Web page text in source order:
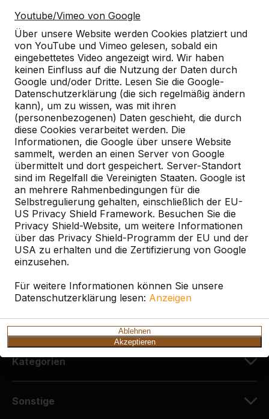
Youtube/Vimeo von Google
Über unsere Website werden Cookies platziert und
von YouTube und Vimeo gelesen, sobald ein
eingebettetes Video angezeigt wird. Wir haben
keinen Einfluss auf die Nutzung der Daten durch
Google und/oder Dritte. Lesen Sie die Google-
Datenschutzerklärung (die sich regelmäßig ändern
kann), um zu wissen, was mit ihren
(personenbezogenen) Daten geschieht, die durch
diese Cookies verarbeitet werden. Die
Informationen, die Google über unsere Website
sammelt, werden an einen Server von Google
übermittelt und dort gespeichert. Server-Standort
sind im Regelfall die Vereinigten Staaten. Google ist
an mehrere Rahmenbedingungen für die
Selbstregulierung gehalten, einschließlich der EU-
US Privacy Shield Framework. Besuchen Sie die
Privacy Shield-Website, um weitere Informationen
über das Privacy Shield-Programm der EU und der
USA zu erhalten und die Zertifizierung von Google
einzusehen.
Für weitere Informationen können Sie unsere
Datenschutzerklärung lesen: Anzeigen
Ablehnen
Akzeptieren
Ort oder Postleitzahl suchen
Kontakt
HeBlad Deutschland
Diekerstraße 97
42781 Haan
Deutschland
+49 212 934 77 25
info@HeBlad.de
Kundenservice
Kategorien
Sonstige